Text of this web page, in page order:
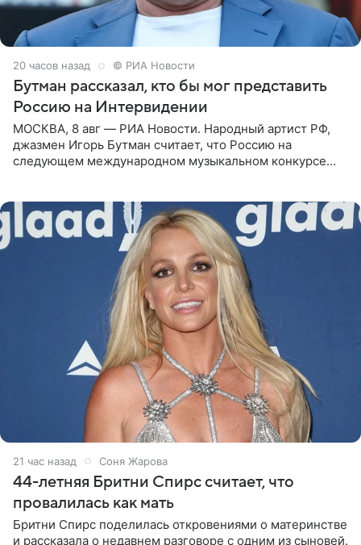
20 часов назад © РИА Новости
Бутман рассказал, кто бы мог представить
Россию на Интервидении
МОСКВА, 8 авг — РИА Новости. Народный артист РФ,
джазмен Игорь Бутман считает, что Россию на
следующем международном музыкальном конкурсе
21 час назад Соня Жарова
44-летняя Бритни Спирс считает, что
провалилась как мать
Бритни Спирс поделилась откровениями о материнстве
и рассказала о недавнем разговоре с одним из сыновей.